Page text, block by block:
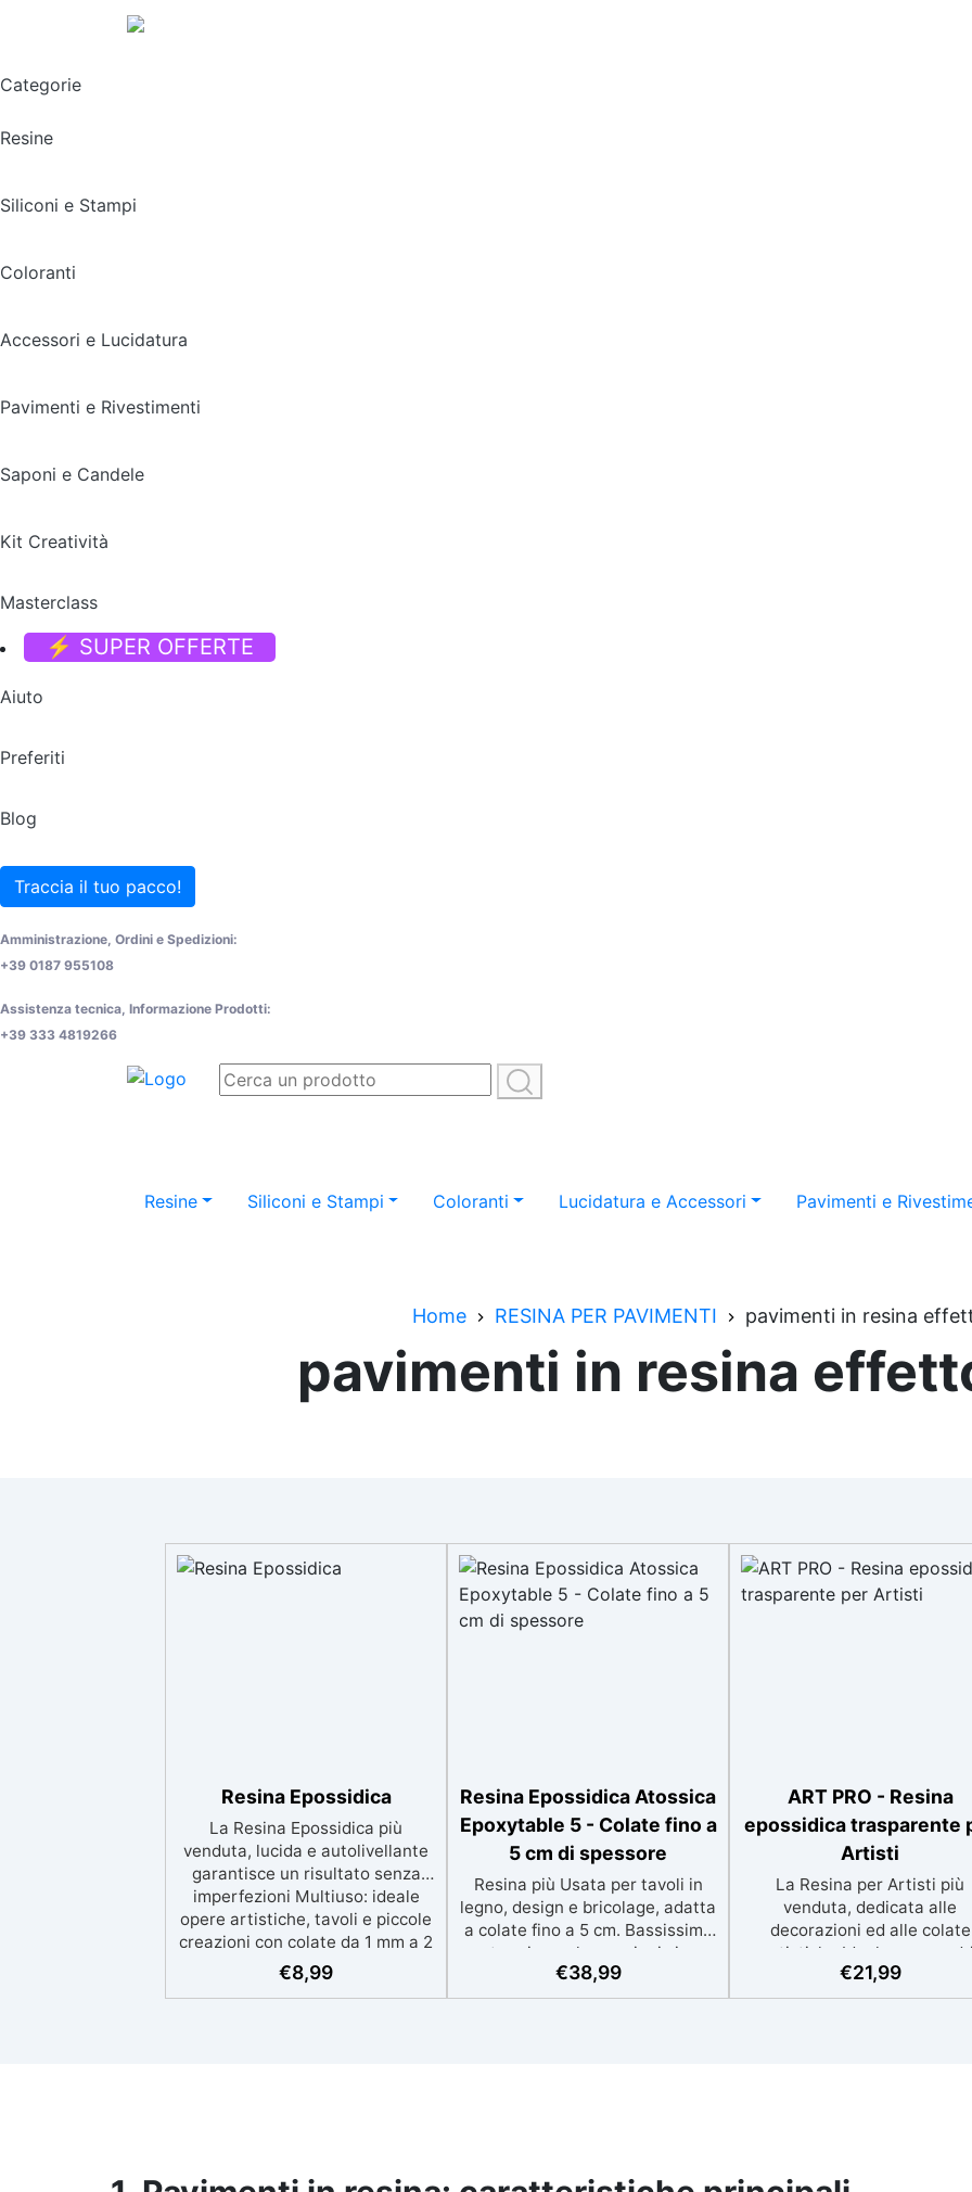
Categorie
Resine
Siliconi e Stampi
Coloranti
Accessori e Lucidatura
Pavimenti e Rivestimenti
Saponi e Candele
Kit Creatività
Masterclass
⚡ SUPER OFFERTE
Aiuto
Preferiti
Blog
Traccia il tuo pacco!
Amministrazione, Ordini e Spedizioni:
+39 0187 955108
Assistenza tecnica, Informazione Prodotti:
+39 333 4819266
Resine Siliconi e Stampi Coloranti Lucidatura e Accessori Pavimenti e
Home RESINA PER PAVIMENTI pavimenti in resina
pavimenti in resina
Resina Epossidica
La Resina Epossidica più
venduta, lucida e autolivellante
garantisce un risultato senza
imperfezioni Multiuso: ideale
opere artistiche, tavoli e piccole
creazioni con colate da 1 mm a 2
cm Resistente ai graffi e ai raggi
UV, garantendo opere durature,
€8,99
Resina Epossidica Atossica
Epoxytable 5 - Colate fino a
5 cm di spessore
Resina più Usata per tavoli in
legno, design e bricolage, adatta
a colate fino a 5 cm. Bassissima
esotermia per lavorazioni sicure
e senza surriscaldamenti.
Resistente a graffi e
€38,99
ART PRO - Resina
epossidica trasparente
Artisti
La Resina per Artisti più
venduta, dedicata alle
decorazioni ed alle colate
artistiche Ideale per
rivestimenti, vassoi e
piccole creazioni
e brillante
€21,99